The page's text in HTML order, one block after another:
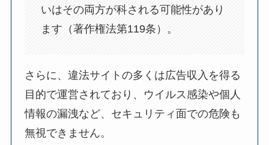
いはその両方が科される可能性があり
ます（著作権法第119条）。
さらに、違法サイトの多くは広告収入を得る
目的で運営されており、ウイルス感染や個人
情報の漏洩など、セキュリティ面での危険も
無視できません。